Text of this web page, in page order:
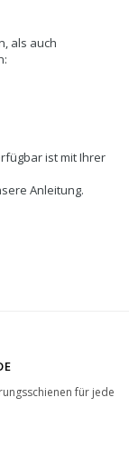
als auch
ist mit Ihrer
Anleitung.
für jede